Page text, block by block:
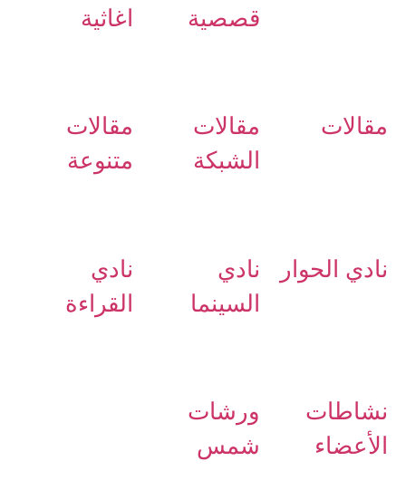
قصصية اغاثية
مقالات
مقالات
الشبكة
مقالات
متنوعة
نادي الحوار
نادي
السينما
نادي
القراءة
نشاطات
الأعضاء
ورشات
شمس